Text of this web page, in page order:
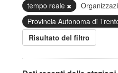
tempo reale
Provincia Autonoma di
Risultato del filtro